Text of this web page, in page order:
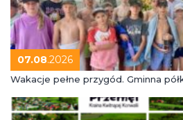
07.08.2026
Wakacje pełne przygód. Gminna